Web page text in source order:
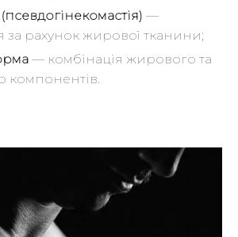
—
за рахунок жирової тканини;
— комбінація жирового та
компонентів.